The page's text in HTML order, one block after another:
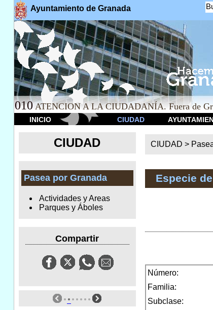
Ayuntamiento de Granada
010 ATENCION A LA CIUDADANÍA. Fuera de
INICIO CIUDAD
CIUDAD
Pasea por Granada
Actividades y Areas
Parques y Áboles
Compartir
CIUDAD >
Especie
Número:
Familia:
Subclase: